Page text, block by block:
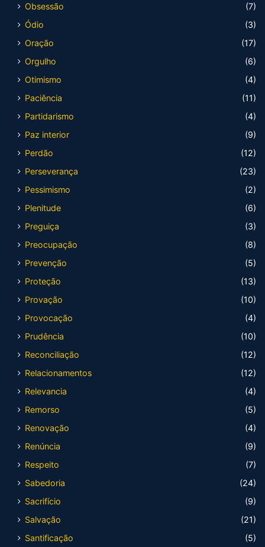
Obsessão
(7)
Ódio
(3)
Oração
(17)
Orgulho
(6)
Otimismo
(4)
Paciência
(11)
Partidarismo
(4)
Paz interior
(9)
Perdão
(12)
Perseverança
(23)
Pessimismo
(2)
Plenitude
(6)
Preguiça
(3)
Preocupação
(8)
Prevenção
(5)
Proteção
(13)
Provação
(10)
Provocação
(4)
Prudência
(10)
Reconciliação
(12)
Relacionamentos
(12)
Relevancia
(4)
Remorso
(5)
Renovação
(4)
Renúncia
(9)
Respeito
(7)
Sabedoria
(24)
Sacrifício
(9)
Salvação
(21)
Santificação
(5)